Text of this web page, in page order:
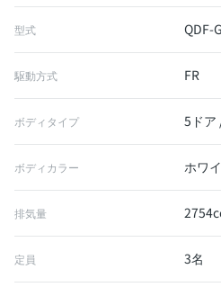
型式 QDF-
駆動方式 FR
ボディタイプ 5ドア
ボディカラー ホワ
排気量
定員 3名